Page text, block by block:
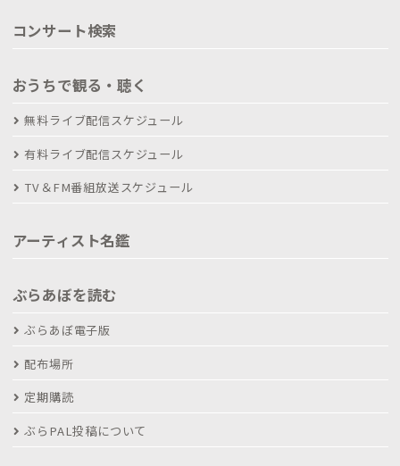
コンサート検索
おうちで観る・聴く
無料ライブ配信スケジュール
有料ライブ配信スケジュール
TV＆FM番組放送スケジュール
アーティスト名鑑
ぶらあぼを読む
ぶらあぼ電子版
配布場所
定期購読
ぶらPAL投稿について